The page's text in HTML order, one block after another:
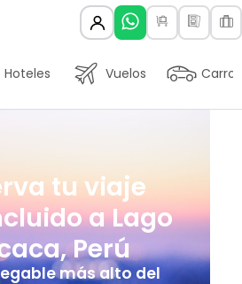
Hoteles Vuelos Carros
tu viaje
a Lago
Perú
más alto del